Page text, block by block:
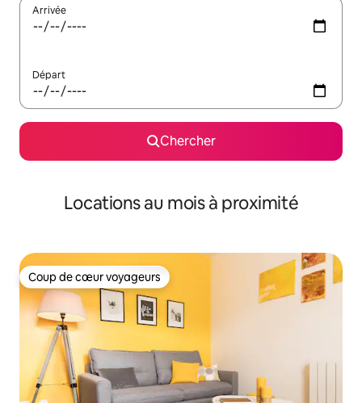
Arrivée
Départ
Chercher
Locations au mois à proximité
Coup de cœur voyageurs
Coup de cœur voyageurs